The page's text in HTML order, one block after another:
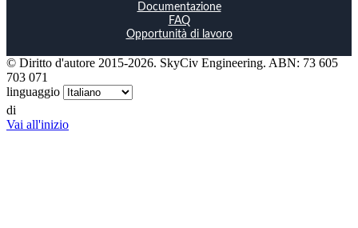
Documentazione
FAQ
Opportunità di lavoro
© Diritto d'autore 2015-2026. SkyCiv Engineering. ABN: 73 605
703 071
linguaggio
di
Vai all'inizio